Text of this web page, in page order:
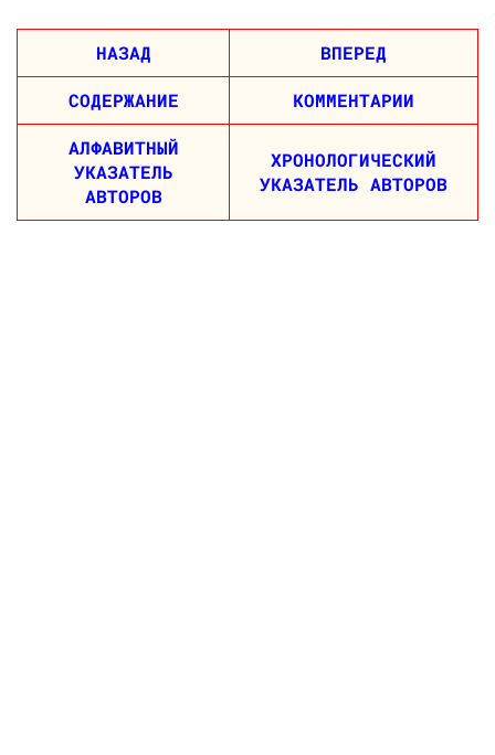
НАЗАД ВПЕРЕД
СОДЕРЖАНИЕ КОММЕНТАРИИ
АЛФАВИТНЫЙ
УКАЗАТЕЛЬ
АВТОРОВ
ХРОНОЛОГИЧЕСКИЙ
УКАЗАТЕЛЬ АВТОРОВ